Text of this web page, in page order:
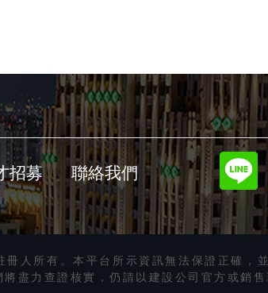
招募 聯絡我們
人所有。本平台所示資訊無法保證正確，
盡力查證核實，仍請以建設公司官方或銷售